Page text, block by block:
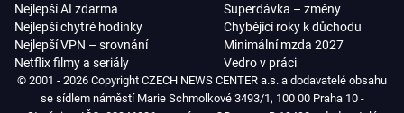
Nejlepší AI zdarma
Nejlepší chytré hodinky
Nejlepší VPN – srovnání
Netflix filmy a seriály
Superdávka – změny
Chybějící roky k důchodu
Minimální mzda 2027
Vedro v práci
© 2001 - 2026 Copyright CZECH NEWS CENTER a.s. a dodavatelé obsahu
se sídlem náměstí Marie Schmolkové 3493/1, 100 00 Praha 10 -